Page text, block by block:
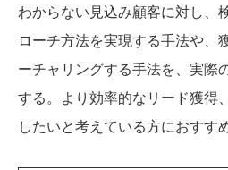
わからない見込み顧客に対し、
ローチ方法を実現する手法や、
ーチャリングする手法を、実際
する。より効率的なリード獲得
したいと考えている方におすす